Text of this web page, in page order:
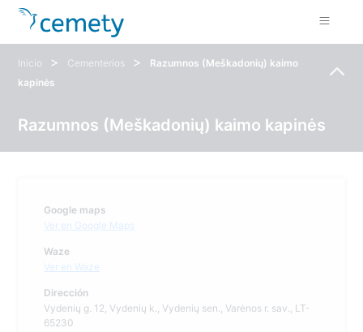
Inicio > Cementerios >
Razumnos (Meškadonių) kaimo
kapinės
Razumnos (Meškadonių) kaimo kapinės
Google maps
Ver en Google Maps
Waze
Ver en Waze
Dirección
Vydenių g. 12, Vydenių k., Vydenių sen., Varėnos r. sav., LT-
65230